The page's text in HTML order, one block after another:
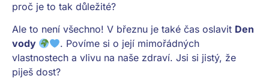
proč je to tak důležité?
Ale to není všechno! V březnu je také čas oslavit Den
vody
. Povíme si o její mimořádných
vlastnostech a vlivu na naše zdraví. Jsi si jistý, že
piješ dost?